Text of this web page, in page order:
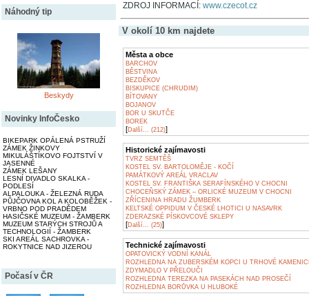
Náhodný tip
Beskydy
Novinky InfoČesko
BIKEPARK OPÁLENÁ PSTRUŽÍ
ZÁMEK ŽINKOVY
MIKULÁŠTÍKOVO FOJTSTVÍ V
JASENNÉ
ZÁMEK LEŠANY
LESNÍ DIVADLO SKALKA -
PODLESÍ
ALPALOUKA - ŽELEZNÁ RUDA
PŮJČOVNA KOL A KOLOBĚŽEK -
VRBNO POD PRADĚDEM
HASIČSKÉ MUZEUM - ŽAMBERK
MUZEUM STARÝCH STROJŮ A
TECHNOLOGIÍ - ŽAMBERK
SKI AREÁL SACHROVKA -
ROKYTNICE NAD JIZEROU
Počasí v ČR
ZDROJ INFORMACÍ: www.czecot.cz
V okolí 10 km najdete
Města a obce
BARCHOV
BĚSTVINA
BEZDĚKOV
BISKUPICE (CHRUDIM)
BÍTOVANY
BOJANOV
BOR U SKUTČE
BOREK
[Další... (212)]
Historické zajímavosti
TVRZ SEMTĚŠ
KOSTEL SV. BARTOLOMĚJE - KOČÍ
PAMÁTKOVÝ AREÁL VRACLAV
KOSTEL SV. FRANTIŠKA SERAFÍNSKÉHO V CHOCNI
CHOCEŇSKÝ ZÁMEK – ORLICKÉ MUZEUM V CHOCNI
ZŘÍCENINA HRADU ŽUMBERK
KELTSKÉ OPPIDUM V ČESKÉ LHOTICI U NASAVRK
ZDERAZSKÉ PÍSKOVCOVÉ SKLEPY
[Další... (25)]
Technické zajímavosti
OPATOVICKÝ VODNÍ KANÁL
ROZHLEDNA NA ZUBERSKÉM KOPCI U TRHOVÉ
ZDYMADLO V PŘELOUČI
ROZHLEDNA TEREZKA NA PASEKÁCH NAD PROSEČÍ
ROZHLEDNA BORŮVKA U HLUBOKÉ